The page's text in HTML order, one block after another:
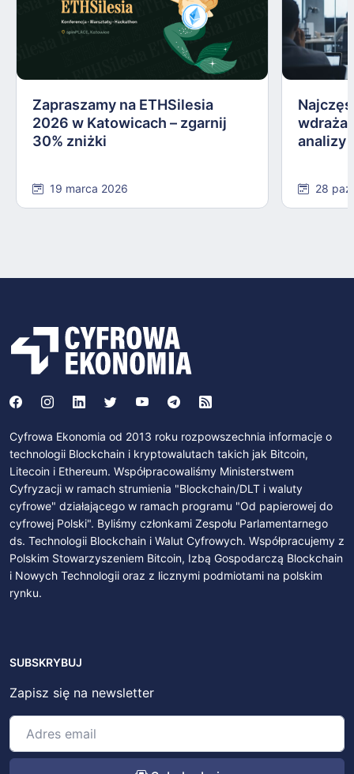
Zapraszamy na ETHSilesia
2026 w Katowicach – zgarnij
30% zniżki
19 marca 2026
analizy
28
Cyfrowa Ekonomia od 2013 roku rozpowszechnia informacje o
technologii Blockchain i kryptowalutach takich jak Bitcoin,
Litecoin i Ethereum. Współpracowaliśmy Ministerstwem
Cyfryzacji w ramach strumienia "Blockchain/DLT i waluty
cyfrowe" działającego w ramach programu "Od papierowej do
cyfrowej Polski". Byliśmy członkami Zespołu Parlamentarnego
ds. Technologii Blockchain i Walut Cyfrowych. Współpracujemy z
Polskim Stowarzyszeniem Bitcoin, Izbą Gospodarczą Blockchain
i Nowych Technologii oraz z licznymi podmiotami na polskim
rynku.
SUBSKRYBUJ
Zapisz się na newsletter